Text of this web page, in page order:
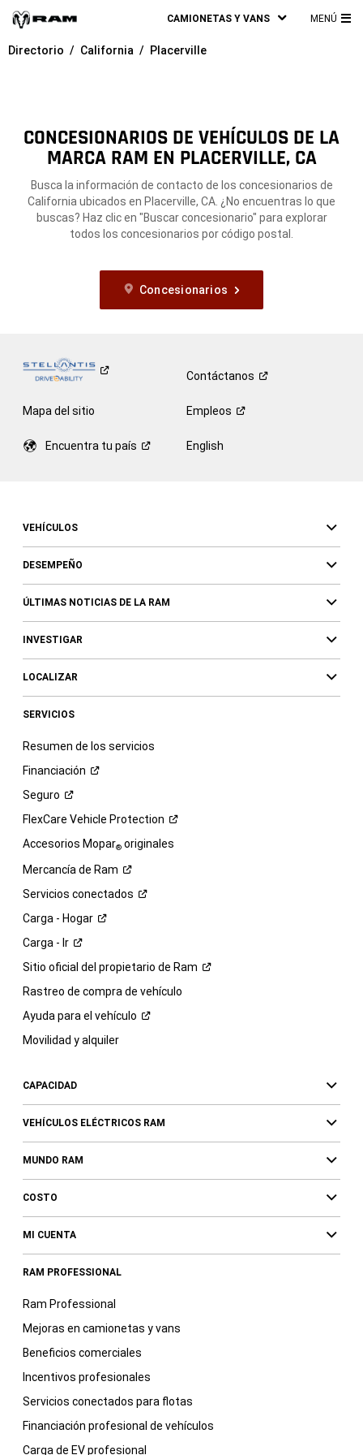
CAMIONETAS Y VANS MENÚ
Directorio California Placerville
CONCESIONARIOS DE VEHÍCULOS DE LA
MARCA RAM EN PLACERVILLE, CA
Busca la información de contacto de los concesionarios de
California ubicados en Placerville, CA. ¿No encuentras lo que
buscas? Haz clic en "Buscar concesionario" para explorar
todos los concesionarios por código postal.
Concesionarios
Contáctanos
Mapa del sitio Empleos
Encuentra tu país English
VEHÍCULOS
DESEMPEÑO
ÚLTIMAS NOTICIAS DE LA RAM
INVESTIGAR
LOCALIZAR
SERVICIOS
Resumen de los servicios
Financiación
Seguro
FlexCare Vehicle Protection
Accesorios Mopar®originales
Mercancía de Ram
Servicios conectados
Carga - Hogar
Carga - Ir
Sitio oficial del propietario de Ram
Rastreo de compra de vehículo
Ayuda para el vehículo
Movilidad y alquiler
CAPACIDAD
VEHÍCULOS ELÉCTRICOS RAM
MUNDO RAM
COSTO
MI CUENTA
RAM PROFESSIONAL
Ram Professional
Mejoras en camionetas y vans
Beneficios comerciales
Incentivos profesionales
Servicios conectados para flotas
Financiación profesional de vehículos
Carga de EV profesional